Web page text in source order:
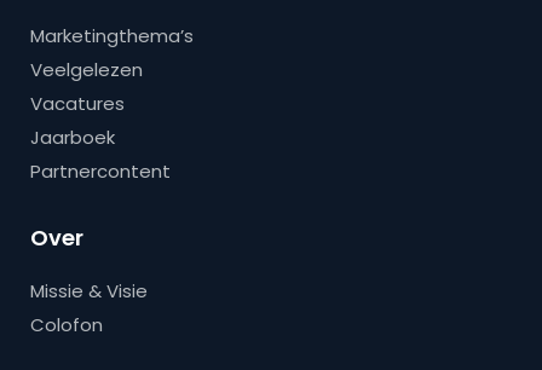
Marketingthema’s
Veelgelezen
Vacatures
Jaarboek
Partnercontent
Over
Missie & Visie
Colofon